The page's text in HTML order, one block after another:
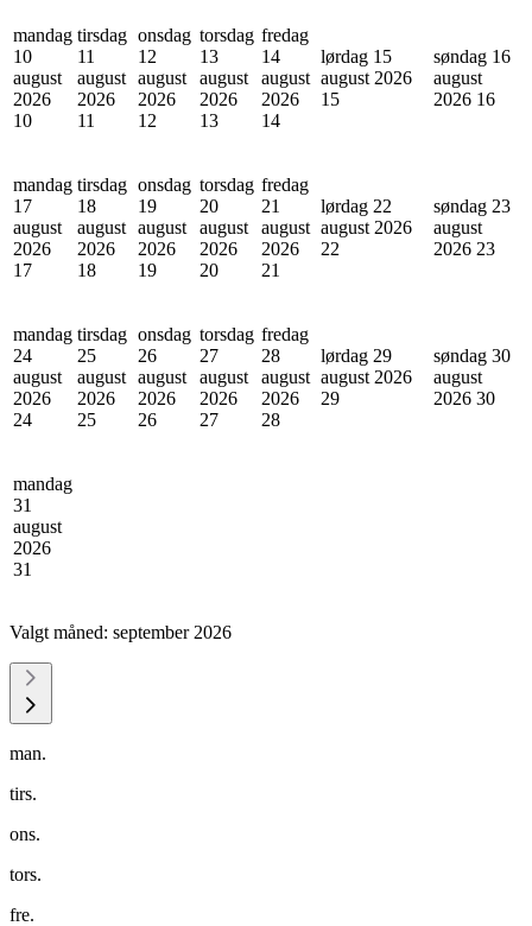
mandag
10
august
2026
10
tirsdag
11
august
2026
11
onsdag
12
august
2026
12
torsdag
13
august
2026
13
fredag
14
august
2026
14
lørdag 15
august 2026
15
søndag 16
august
2026 16
mandag
17
august
2026
17
tirsdag
18
august
2026
18
onsdag
19
august
2026
19
torsdag
20
august
2026
20
fredag
21
august
2026
21
lørdag 22
august 2026
22
søndag 23
august
2026 23
mandag
24
august
2026
24
tirsdag
25
august
2026
25
onsdag
26
august
2026
26
torsdag
27
august
2026
27
fredag
28
august
2026
28
lørdag 29
august 2026
29
søndag 30
august
2026 30
mandag
31
august
2026
31
Valgt måned: september 2026
man.
tirs.
ons.
tors.
fre.